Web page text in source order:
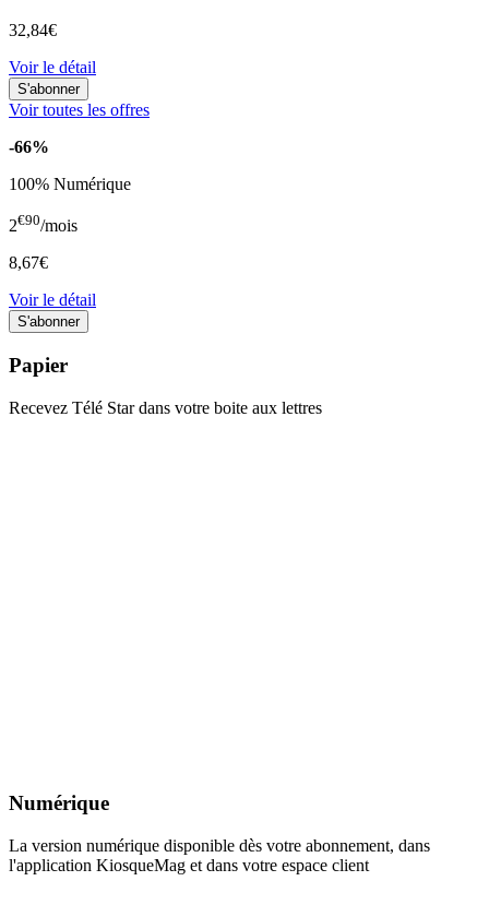
32,84€
Voir le détail
Voir toutes les offres
-66%
100% Numérique
2€90/mois
8,67€
Voir le détail
Papier
Recevez Télé Star dans votre boite aux lettres
Numérique
La version numérique disponible dès votre abonnement, dans
l'application KiosqueMag et dans votre espace client